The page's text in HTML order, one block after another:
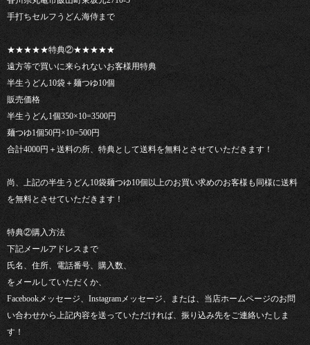
手打ちセルフうどん海侍まで
★★★★★特典②★★★★★
遠方等で買いに来られないお客様用特典
半生うどん10袋＋麺つゆ10個
販売価格
半生うどん1個350×10=3500円
麺つゆ1個50円×10=500円
合計4000円＋送料の所、特典として送料を無料とさせていただきます！
尚、上記の半生うどん10袋麺つゆ10個以上のお買い求めのお客様も同様に送料
を無料とさせていただきます！
特典②購入方法
下記メールアドレスまで
氏名、住所、電話番号、購入数、
をメールしていただくか、
Facebookメッセージ、Instagramメッセージ、または、当店ホームページのお問
い合わせから上記内容を送っていただければ、振り込み先をご連絡いたしま
す！